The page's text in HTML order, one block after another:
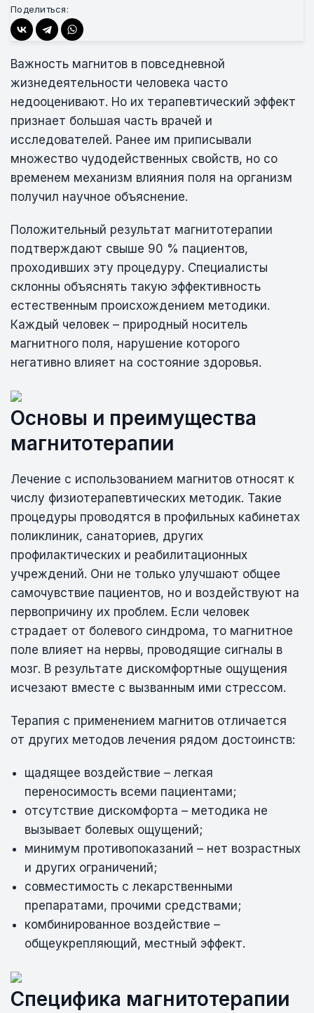
Поделиться:
Важность магнитов в повседневной
жизнедеятельности человека часто
недооценивают. Но их терапевтический эффект
признает большая часть врачей и
исследователей. Ранее им приписывали
множество чудодейственных свойств, но со
временем механизм влияния поля на организм
получил научное объяснение.
Положительный результат магнитотерапии
подтверждают свыше 90 % пациентов,
проходивших эту процедуру. Специалисты
склонны объяснять такую эффективность
естественным происхождением методики.
Каждый человек – природный носитель
магнитного поля, нарушение которого
негативно влияет на состояние здоровья.
Основы и преимущества
магнитотерапии
Лечение с использованием магнитов относят к
числу физиотерапевтических методик. Такие
процедуры проводятся в профильных кабинетах
поликлиник, санаториев, других
профилактических и реабилитационных
учреждений. Они не только улучшают общее
самочувствие пациентов, но и воздействуют на
первопричину их проблем. Если человек
страдает от болевого синдрома, то магнитное
поле влияет на нервы, проводящие сигналы в
мозг. В результате дискомфортные ощущения
исчезают вместе с вызванным ими стрессом.
Терапия с применением магнитов отличается
от других методов лечения рядом достоинств:
щадящее воздействие – легкая
переносимость всеми пациентами;
отсутствие дискомфорта – методика не
вызывает болевых ощущений;
минимум противопоказаний – нет возрастных
и других ограничений;
совместимость с лекарственными
препаратами, прочими средствами;
комбинированное воздействие –
общеукрепляющий, местный эффект.
Специфика магнитотерапии